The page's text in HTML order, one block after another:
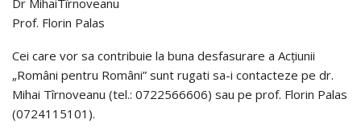
Prof. Florin Palas
Cei care vor sa contribuie la buna desfasurare a Acţiunii
„Români pentru Români” sunt rugati sa-i contacteze pe dr.
Mihai Tîrnoveanu (tel.: 0722566606) sau pe prof. Florin Palas
(0724115101).